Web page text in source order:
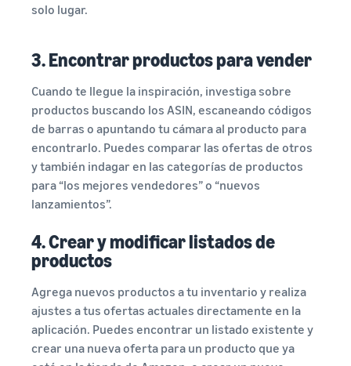
solo lugar.
3. Encontrar productos para vender
Cuando te llegue la inspiración, investiga sobre
productos buscando los ASIN, escaneando códigos
de barras o apuntando tu cámara al producto para
encontrarlo. Puedes comparar las ofertas de otros
y también indagar en las categorías de productos
para “los mejores vendedores” o “nuevos
lanzamientos”.
4. Crear y modificar listados de
productos
Agrega nuevos productos a tu inventario y realiza
ajustes a tus ofertas actuales directamente en la
aplicación. Puedes encontrar un listado existente y
crear una nueva oferta para un producto que ya